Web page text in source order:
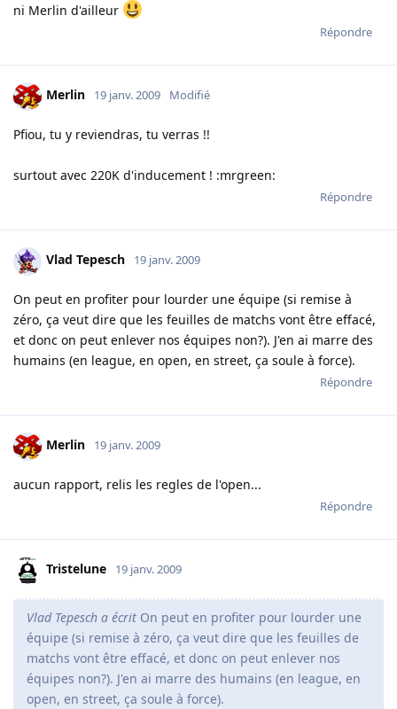
ni Merlin d'ailleur
Répondre
Merlin 19 janv. 2009 Modifié
Pfiou, tu y reviendras, tu verras !!
surtout avec 220K d'inducement ! :mrgreen:
Répondre
Vlad Tepesch 19 janv. 2009
On peut en profiter pour lourder une équipe (si remise à
zéro, ça veut dire que les feuilles de matchs vont être effacé,
et donc on peut enlever nos équipes non?). J'en ai marre des
humains (en league, en open, en street, ça soule à force).
Répondre
Merlin 19 janv. 2009
aucun rapport, relis les regles de l'open...
Répondre
Tristelune 19 janv. 2009
Vlad Tepesch a écrit On peut en profiter pour lourder une
équipe (si remise à zéro, ça veut dire que les feuilles de
matchs vont être effacé, et donc on peut enlever nos
équipes non?). J'en ai marre des humains (en league, en
open, en street, ça soule à force).